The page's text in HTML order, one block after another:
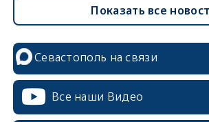
Показать все
Севастополь на связи
Все наши Видео